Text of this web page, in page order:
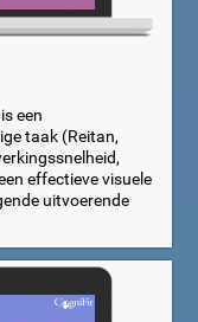
een
taak (Reitan,
effectieve visuele
uitvoerende